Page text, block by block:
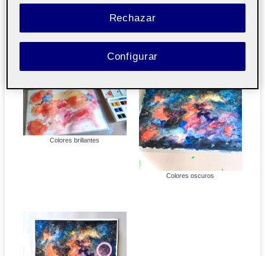
El segundo objeto fueron unos macarons que me
Colores brillantes
Colores oscuros
Rechazar
Configurar